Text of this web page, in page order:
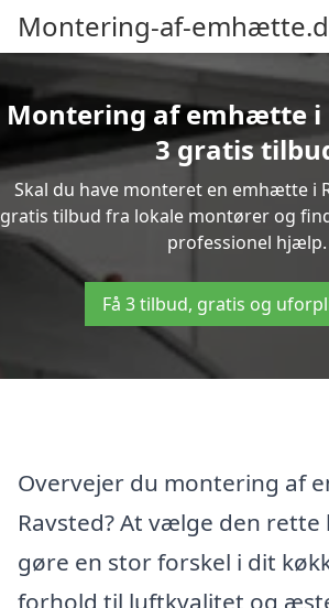
Montering-af-
Montering af emhætte i
3 gratis
Skal du have monteret en emhætte i
gratis tilbud fra lokale montører og
professionel hjælp.
Få 3 tilbud, gratis og
Overvejer du montering af
Ravsted? At vælge den rette
gøre en stor forskel i dit
forhold til luftkvalitet og